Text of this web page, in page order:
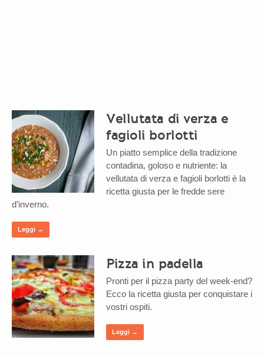
Vellutata di verza e
fagioli borlotti
Un piatto semplice della tradizione
contadina, goloso e nutriente: la
vellutata di verza e fagioli borlotti è la
ricetta giusta per le fredde sere
d’inverno.
Leggi →
Pizza in padella
Pronti per il pizza party del week-end?
Ecco la ricetta giusta per conquistare i
vostri ospiti.
Leggi →